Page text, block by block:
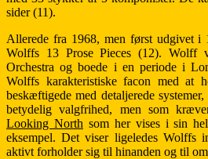
sider (11).
Allerede fra 1968, men først udgivet i
Wolffs 13 Prose Pieces (12). Wolff
Orchestra og boede i en periode i
Wolffs karakteristiske facon med at
beskæftigede med detaljerede
betydelig valgfrihed, men som
Looking North som her vises i sin
eksempel. Det viser ligeledes Wolffs
aktivt forholder sig til hinanden og til